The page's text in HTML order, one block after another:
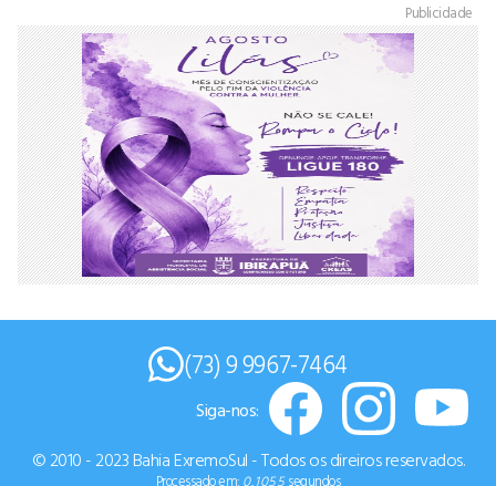
Publicidade
(73) 9 9967-7464
© 2010 - 2023 Bahia ExremoSul - Todos os direiros reservados.
Processado em: 0.1055segundos
Siga-nos: